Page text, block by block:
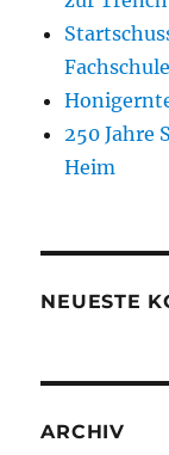
Fachschule
250 Jahre
Heim
NEUESTE
ARCHIV